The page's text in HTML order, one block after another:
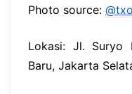
Photo source:
Lokasi: Jl. Suryo
Baru, Jakarta